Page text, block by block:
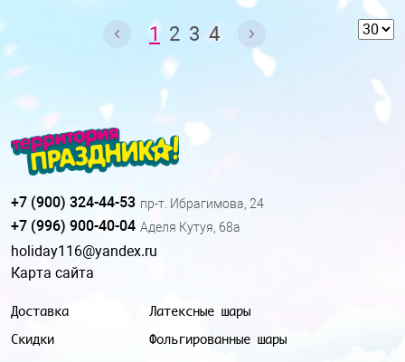
1 2 3 4
Доставка
Скидки
Латексные шары
Фольгированные шары
+7 (900) 324-44-53 пр-т. Ибрагимова, 24
+7 (996) 900-40-04 Аделя Кутуя, 68а
holiday116@yandex.ru
Карта сайта